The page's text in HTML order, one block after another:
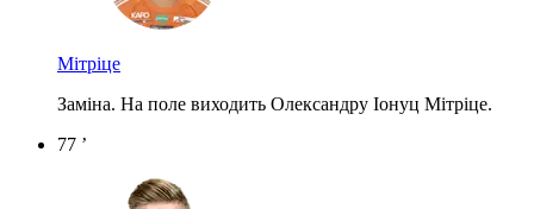
Мітріце
Заміна. На поле виходить Олександру Іонуц Мітріце.
77 ’